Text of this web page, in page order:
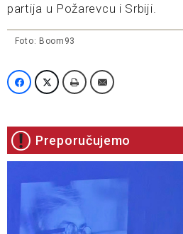
partija u Požarevcu i Srbiji.
Foto: Boom93
Preporučujemo